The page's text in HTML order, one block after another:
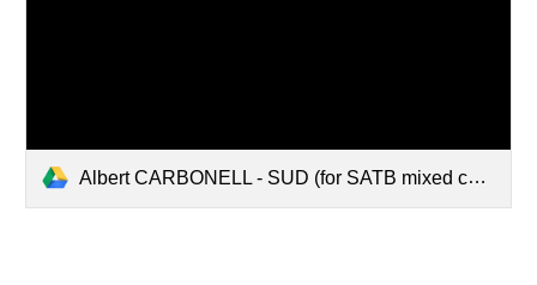
Albert CARBONELL - SUD (for SATB mixed choir).pdf